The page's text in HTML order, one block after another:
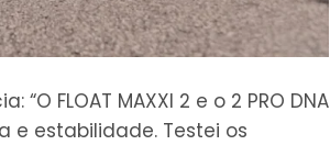
FLOAT MAXXI 2 e o 2 PRO DNA
e estabilidade. Testei os